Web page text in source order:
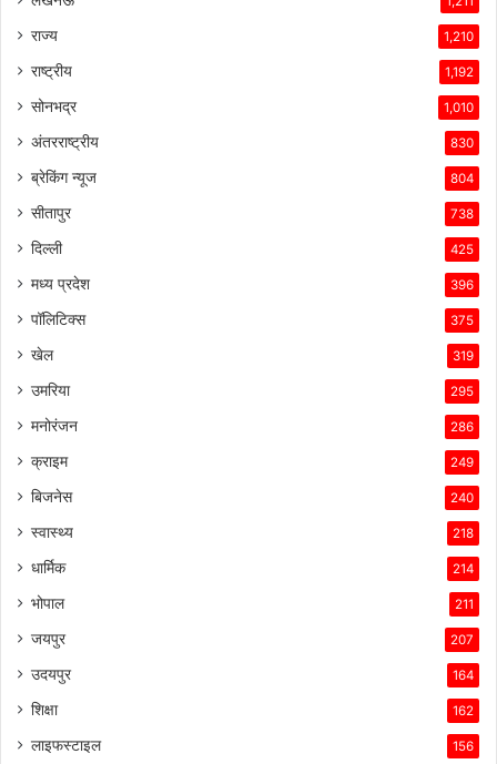
राज्य 1,210
राष्ट्रीय 1,192
सोनभद्र 1,010
अंतरराष्ट्रीय 830
ब्रेकिंग न्यूज 804
सीतापुर 738
दिल्ली 425
मध्य प्रदेश 396
पॉलिटिक्स 375
खेल 319
उमरिया 295
मनोरंजन 286
क्राइम 249
बिजनेस 240
स्वास्थ्य 218
धार्मिक 214
भोपाल 211
जयपुर 207
उदयपुर 164
शिक्षा 162
लाइफस्टाइल 156